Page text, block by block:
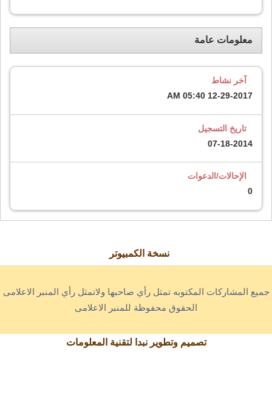
معلومات عامة
آخر نشاط
12-29-2017
05:40 AM
تاريخ التسجيل
07-18-2014
الإحالات/الدعوات
0
نسخة الكمبيوتر
جميع المشاركات المكتوبه تمثل رأي صاحبها ولاتمثل رأي المنبر الاعلامى
الحقوق محفوظة للمنبر الاعلامى
تصميم وتطوير نبدا لتقنية المعلومات